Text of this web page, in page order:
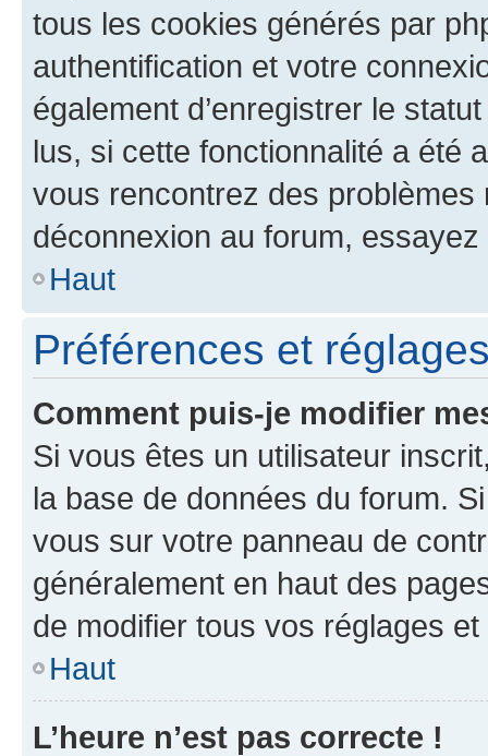
tous les cookies générés par
authentification et votre
également d’enregistrer le
lus, si cette fonctionnalité a été
vous rencontrez des
déconnexion au forum,
Haut
Préférences et
Comment puis-je modifier
Si vous êtes un utilisateur
la base de données du forum.
vous sur votre panneau de
généralement en haut des
de modifier tous vos réglages
Haut
L’heure n’est pas correcte !